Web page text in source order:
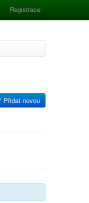
Registrace
Přidat novou